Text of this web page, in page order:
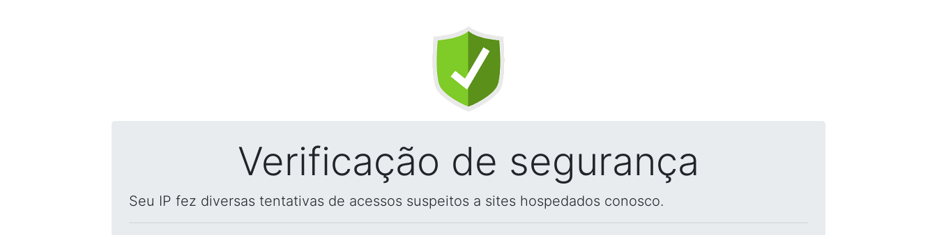
Verificação de segurança
Seu IP fez diversas tentativas de acessos suspeitos a sites hospedados conosco.